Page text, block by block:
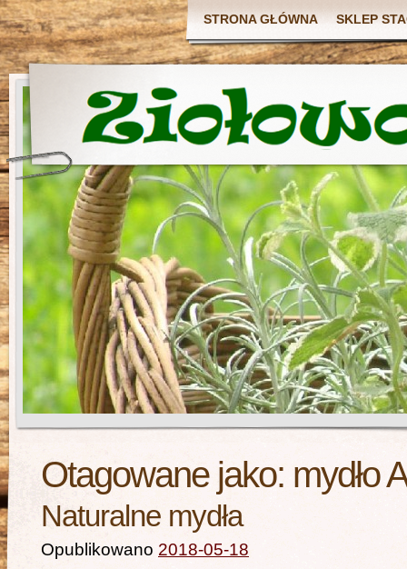
STRONA GŁÓWNA SKLEP
Otagowane jako: mydło
Naturalne mydła
Opublikowano 2018-05-18